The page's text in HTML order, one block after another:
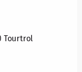
Tourtrol